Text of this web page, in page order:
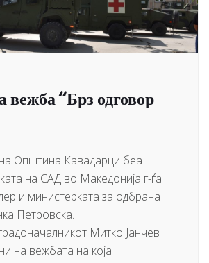
вежба “Брз одговор
Општина Кавадарци беа
на САД во Македонија г-ѓа
и министерката за одбрана
Петровска.
Митко Јанчев
на вежбата на која